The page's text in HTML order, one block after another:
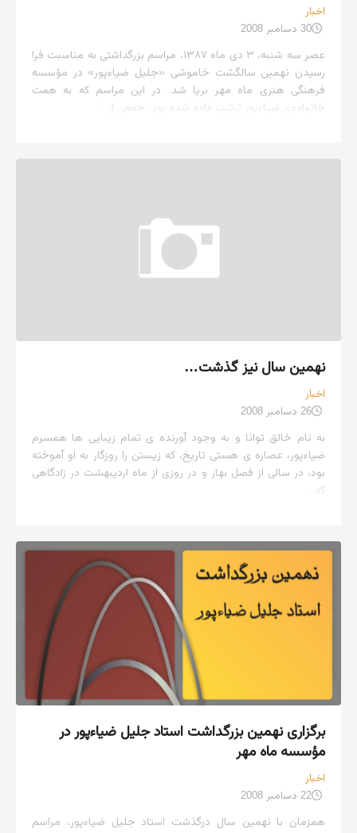
اخبار
30 دسامبر 2008
عصر سه شنبه، ۳ دی ماه ۱۳۸۷، مراسم بزرگداشتی به مناسبت فرا
رسیدن نهمین سالگشت خاموشی «جلیل ضیاءپور» در مؤسسه
فرهنگی هنری ماه مهر برپا شد. در این مراسم که به همت
خانواده‌ی ضیاءپور ترتیب داده شده بود، جمعی از...
نهمین سال نیز گذشت…
اخبار
26 دسامبر 2008
به نام خالق توانا و به وجود آورنده ی تمام زیبایی ها همسرم
ضیاءپور، عصاره ی هستی تاریخ، که زیستن را روزگار به او آموخته
بود، در سالی از فصل بهار و در روزی از ماه اردیبهشت در زادگاهی
که...
برگزاری نهمین بزرگداشت استاد جلیل ضیاءپور در
مؤسسه ماه مهر
اخبار
22 دسامبر 2008
همزمان با نهمین سال درگذشت استاد جلیل ضیاءپور، مراسم